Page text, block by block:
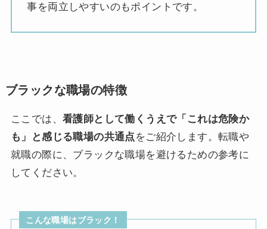
事を両立しやすいのもポイントです。
ブラックな職場の特徴
ここでは、 看護師として働くうえで「これは危険か
も」と感じる職場の共通点 をご紹介します。転職や
就職の際に、ブラックな職場を避けるための参考に
してください。
こんな職場はブラック！